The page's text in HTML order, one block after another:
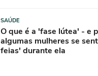
SAÚDE
O que é a 'fase lútea' - e
algumas mulheres se
feias' durante ela